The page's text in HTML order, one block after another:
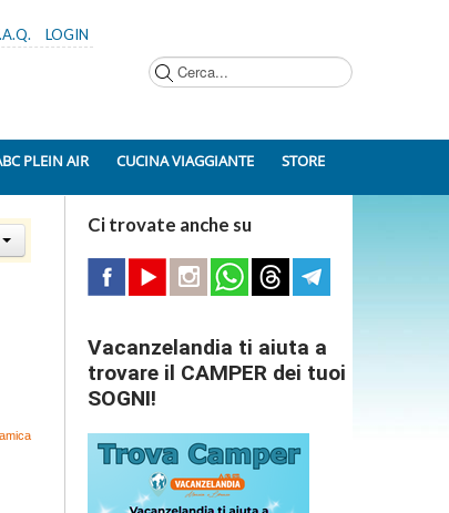
LOGIN
PLEIN AIR CUCINA VIAGGIANTE STORE
Ci trovate anche su
Vacanzelandia ti aiuta a
trovare il CAMPER dei tuoi
SOGNI!